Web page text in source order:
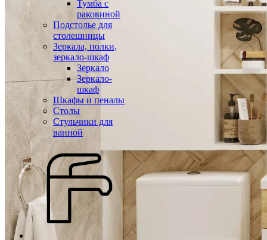
Тумба с
раковиной
Подстолье для
столешницы
Зеркала, полки,
зеркало-шкаф
Зеркало
Зеркало-
шкаф
Шкафы и пеналы
Столы
Стульчики для
ванной